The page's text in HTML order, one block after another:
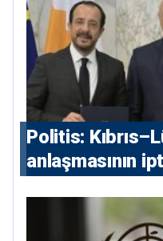
Politis:
anlaşmasının